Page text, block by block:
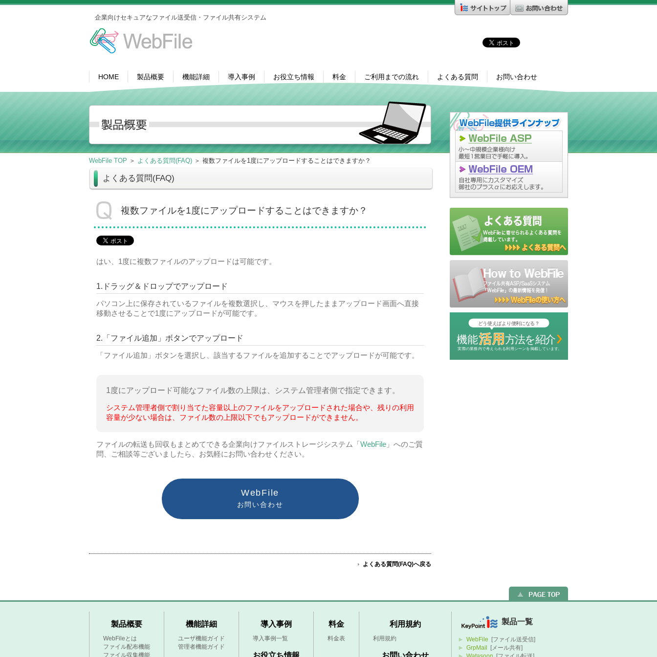
企業向けセキュアなファイル送受信・ファイル共有システム
HOME 製品概要 機能詳細 導入事例 お役立ち情報 料金 ご利用までの流れ よくある質問 お問い合わせ
WebFile TOP ＞ よくある質問(FAQ) ＞ 複数ファイルを1度にアップロードすることはできますか？
よくある質問(FAQ)
複数ファイルを1度にアップロードすることはできますか？
はい、1度に複数ファイルのアップロードは可能です。
1.ドラッグ＆ドロップでアップロード
パソコン上に保存されているファイルを複数選択し、マウスを押したままアップロード画面へ直接
移動させることで1度にアップロードが可能です。
2.「ファイル追加」ボタンでアップロード
「ファイル追加」ボタンを選択し、該当するファイルを追加することでアップロードが可能です。
1度にアップロード可能なファイル数の上限は、システム管理者側で指定できます。
システム管理者側で割り当てた容量以上のファイルをアップロードされた場合や、残りの利用
容量が少ない場合は、ファイル数の上限以下でもアップロードができません。
ファイルの転送も回収もまとめてできる企業向けファイルストレージシステム「 WebFile 」へのご質
問、ご相談等ございましたら、お気軽にお問い合わせください。
WebFile
お問い合わせ
よくある質問(FAQ)へ戻る
製品概要
WebFileとは
ファイル配布機能
ファイル収集機能
機能詳細
ユーザ機能ガイド
管理者機能ガイド
導入事例
導入事例一覧
お役立ち情報
料金
料金表
利用規約
利用規約
お問い合わせ
製品一覧
WebFile [ファイル送受信]
GrpMail
[メール共有]